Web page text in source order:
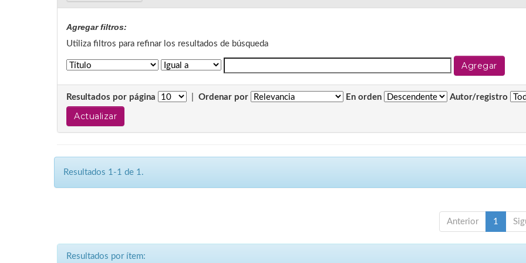
Agregar filtros:
Utiliza filtros para refinar los resultados de búsqueda
Resultados por página Ordenar por En orden Autor/registro
Resultados 1-1 de 1.
Anterior 1
Resultados por ítem: